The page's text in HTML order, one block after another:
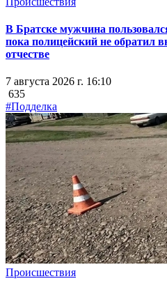
В Братске мужчина
пока полицейский не обратил
отчестве
7 августа 2026 г. 16:10
635
#Подделка
Происшествия